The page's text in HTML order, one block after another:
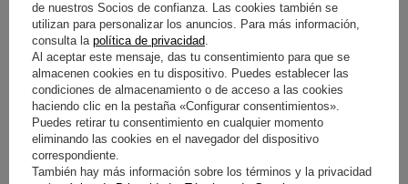
Coche SUBARU
Modelo de coche Impreza wrx/sti
Anuario 2001 > 2007
Marca Sparco
de nuestros Socios de confianza. Las cookies también se
utilizan para personalizar los anuncios. Para más información,
consulta la política de privacidad.
Al aceptar este mensaje, das tu consentimiento para que se
almacenen cookies en tu dispositivo. Puedes establecer las
condiciones de almacenamiento o de acceso a las cookies
haciendo clic en la pestaña «Configurar consentimientos».
Puedes retirar tu consentimiento en cualquier momento
eliminando las cookies en el navegador del dispositivo
correspondiente.
También hay más información sobre los términos y la privacidad